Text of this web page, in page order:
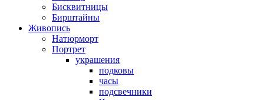
Бисквитницы
Бирштайны
Живопись
Натюрморт
Портрет
украшения
подковы
часы
подсвечники